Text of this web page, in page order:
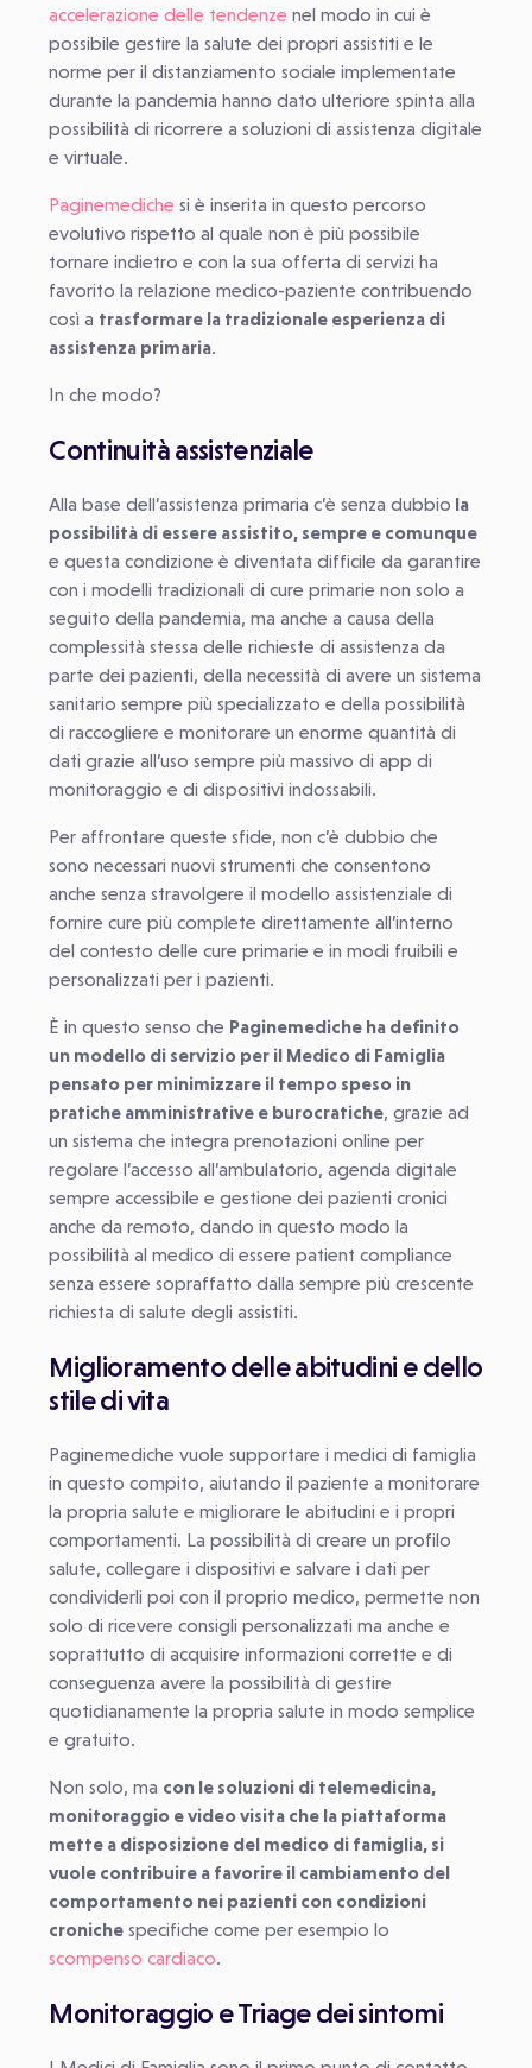
accelerazione delle tendenze nel modo in cui è
possibile gestire la salute dei propri assistiti e le
norme per il distanziamento sociale implementate
durante la pandemia hanno dato ulteriore spinta alla
possibilità di ricorrere a soluzioni di assistenza digitale
e virtuale.
Paginemediche si è inserita in questo percorso
evolutivo rispetto al quale non è più possibile
tornare indietro e con la sua offerta di servizi ha
favorito la relazione medico-paziente contribuendo
così a trasformare la tradizionale esperienza di
assistenza primaria.
In che modo?
Continuità assistenziale
Alla base dell’assistenza primaria c’è senza dubbio la
possibilità di essere assistito, sempre e comunque
e questa condizione è diventata difficile da garantire
con i modelli tradizionali di cure primarie non solo a
seguito della pandemia, ma anche a causa della
complessità stessa delle richieste di assistenza da
parte dei pazienti, della necessità di avere un sistema
sanitario sempre più specializzato e della possibilità
di raccogliere e monitorare un enorme quantità di
dati grazie all’uso sempre più massivo di app di
monitoraggio e di dispositivi indossabili.
Per affrontare queste sfide, non c’è dubbio che
sono necessari nuovi strumenti che consentono
anche senza stravolgere il modello assistenziale di
fornire cure più complete direttamente all’interno
del contesto delle cure primarie e in modi fruibili e
personalizzati per i pazienti.
È in questo senso che Paginemediche ha definito
un modello di servizio per il Medico di Famiglia
pensato per minimizzare il tempo speso in
pratiche amministrative e burocratiche, grazie ad
un sistema che integra prenotazioni online per
regolare l’accesso all’ambulatorio, agenda digitale
sempre accessibile e gestione dei pazienti cronici
anche da remoto, dando in questo modo la
possibilità al medico di essere patient compliance
senza essere sopraffatto dalla sempre più crescente
richiesta di salute degli assistiti.
Miglioramento delle abitudini e dello
stile di vita
Paginemediche vuole supportare i medici di famiglia
in questo compito, aiutando il paziente a monitorare
la propria salute e migliorare le abitudini e i propri
comportamenti. La possibilità di creare un profilo
salute, collegare i dispositivi e salvare i dati per
condividerli poi con il proprio medico, permette non
solo di ricevere consigli personalizzati ma anche e
soprattutto di acquisire informazioni corrette e di
conseguenza avere la possibilità di gestire
quotidianamente la propria salute in modo semplice
e gratuito.
Non solo, ma con le soluzioni di telemedicina,
monitoraggio e video visita che la piattaforma
mette a disposizione del medico di famiglia, si
vuole contribuire a favorire il cambiamento del
comportamento nei pazienti con condizioni
croniche specifiche come per esempio lo
scompenso cardiaco.
Monitoraggio e Triage dei sintomi